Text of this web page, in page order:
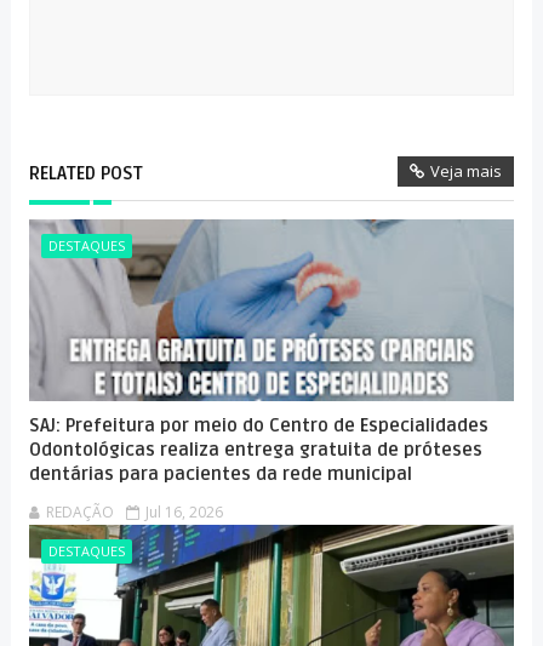
RELATED POST Veja mais
DESTAQUES
SAJ: Prefeitura por meio do Centro de Especialidades
Odontológicas realiza entrega gratuita de próteses
dentárias para pacientes da rede municipal
REDAÇÃO Jul 16, 2026
DESTAQUES